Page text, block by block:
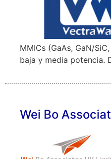
MMICs (GaAs, GaN/
baja y media potencia.
Wei Bo